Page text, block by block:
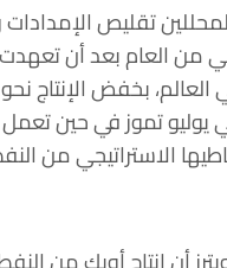
تقليص الإمدادات
من العام بعد أن تعهدت
بخفض الإنتاج
يوليو تموز في حين تعمل
الاستراتيجي من